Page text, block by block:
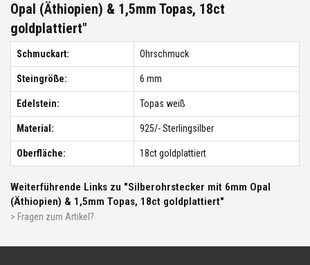
Opal (Äthiopien) & 1,5mm Topas, 18ct
goldplattiert"
Schmuckart: Ohrschmuck
Steingröße: 6 mm
Edelstein: Topas weiß
Material: 925/- Sterlingsilber
Oberfläche: 18ct goldplattiert
Weiterführende Links zu "Silberohrstecker mit 6mm Opal
(Äthiopien) & 1,5mm Topas, 18ct goldplattiert"
> Fragen zum Artikel?